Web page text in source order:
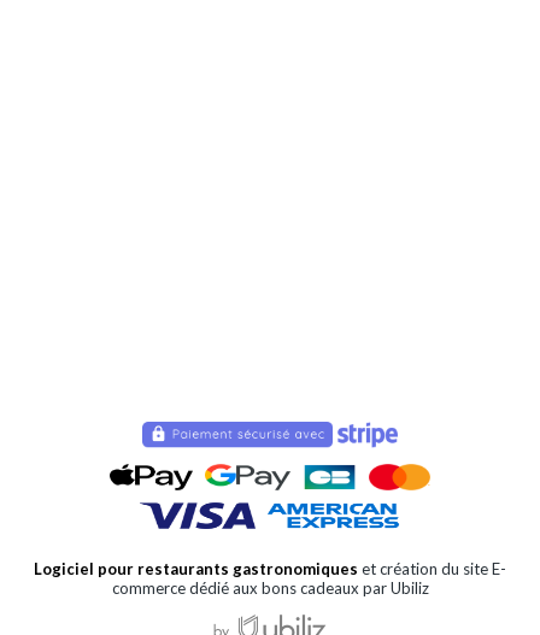
Logiciel pour restaurants gastronomiques et création du site E-
commerce dédié aux bons cadeaux par Ubiliz